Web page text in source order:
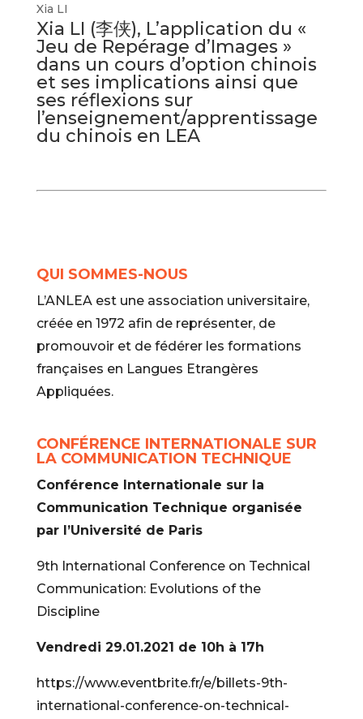
Xia LI
Xia LI (李侠), L’application du «
Jeu de Repérage d’Images »
dans un cours d’option chinois
et ses implications ainsi que
ses réflexions sur
l’enseignement/apprentissage
du chinois en LEA
QUI SOMMES-NOUS
L’ANLEA est une association universitaire,
créée en 1972 afin de représenter, de
promouvoir et de fédérer les formations
françaises en Langues Etrangères
Appliquées.
CONFÉRENCE INTERNATIONALE SUR
LA COMMUNICATION TECHNIQUE
Conférence Internationale sur la
Communication Technique organisée
par l’Université de Paris
9th International Conference on Technical
Communication: Evolutions of the
Discipline
Vendredi 29.01.2021 de 10h à 17h
https://www.eventbrite.fr/e/billets-9th-
international-conference-on-technical-